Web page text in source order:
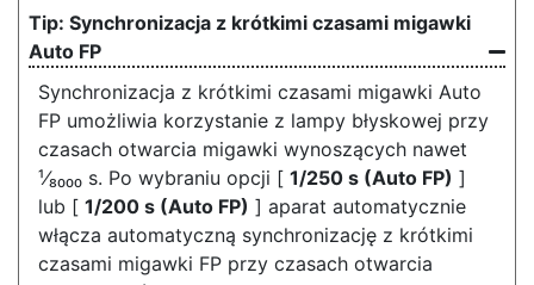
Synchronizacja z krótkimi czasami migawki
Auto FP
Synchronizacja z krótkimi czasami migawki Auto
FP umożliwia korzystanie z lampy błyskowej przy
czasach otwarcia migawki wynoszących nawet
¹⁄₈₀₀₀ s. Po wybraniu opcji [ 1/250 s (Auto FP) ]
lub [ 1/200 s (Auto FP) ] aparat automatycznie
włącza automatyczną synchronizację z krótkimi
czasami migawki FP przy czasach otwarcia